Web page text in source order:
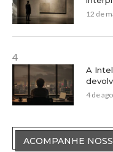
12 de
4
A
4 de
ACOMPANHE